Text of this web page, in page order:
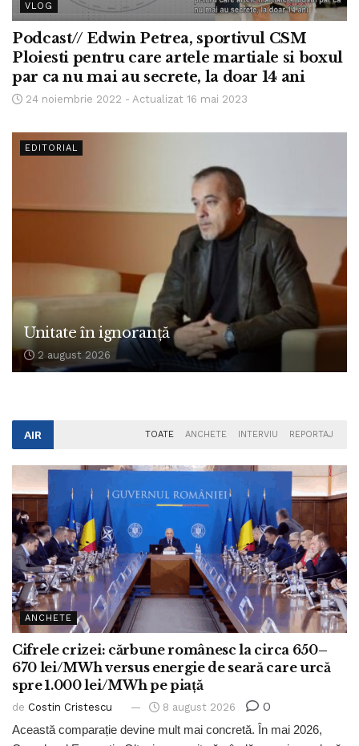
VLOG
Podcast// Edwin Petrea, sportivul CSM
Ploiesti pentru care artele martiale si boxul
par ca nu mai au secrete, la doar 14 ani
24 noiembrie 2022 - Actualizat 16 mai 2023
EDITORIAL
Unitate în ignoranță
2 august 2026
AIR TOATE ANCHETE INTERVIU REPORTAJ
ANCHETE
Cifrele crizei: cărbune românesc la circa 650–
670 lei/MWh versus energie de seară care urcă
spre 1.000 lei/MWh pe piață
de Costin Cristescu 8 august 2026 0
Această comparație devine mult mai concretă. În mai 2026,